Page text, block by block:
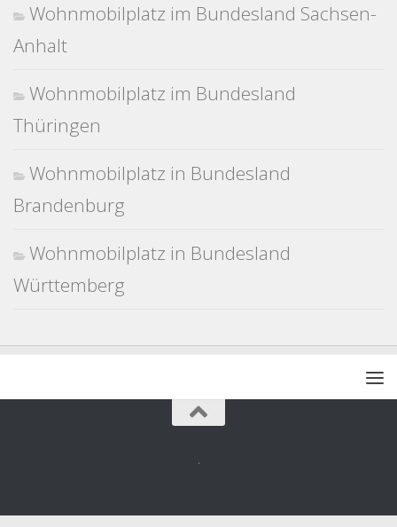
Wohnmobilplatz im Bundesland Sachsen-
Anhalt
Wohnmobilplatz im Bundesland
Thüringen
Wohnmobilplatz in Bundesland
Brandenburg
Wohnmobilplatz in Bundesland
Württemberg
.